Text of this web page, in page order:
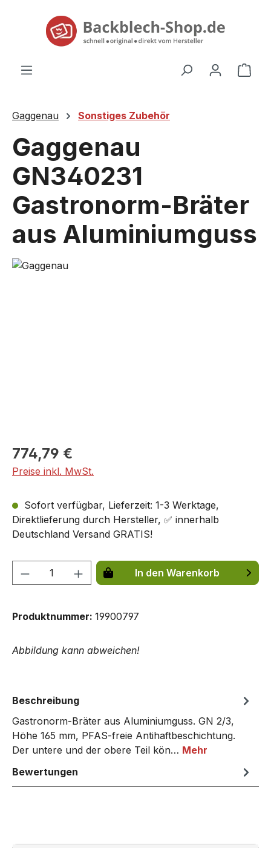
springen
Gaggenau Sonstiges Zubehör
Gaggenau
GN340231
Gastronorm-Bräter
aus Aluminiumguss
774,79 €
Preise inkl. MwSt.
Sofort verfügbar, Lieferzeit: 1-3 Werktage,
Direktlieferung durch Hersteller, ✅ innerhalb
Deutschland Versand GRATIS!
Produkt Anzahl: Gib denIn den Warenkorb
Produktnummer: 19900797
Abbildung kann abweichen!
Beschreibung
Gastronorm-Bräter aus Aluminiumguss. GN 2/3,
Höhe 165 mm, PFAS-freie Antihaftbeschichtung.
Der untere und der obere Teil kön… Mehr
Bewertungen